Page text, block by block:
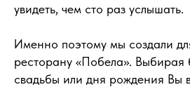
увидеть, чем сто раз услышать.
Именно поэтому мы создали
ресторану «Побела». Выбирая
свадьбы или дня рождения Вы